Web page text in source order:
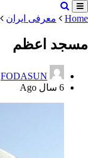
Home معرفی ایران
مسجد اعظم
FODASUN
6 سال Ago